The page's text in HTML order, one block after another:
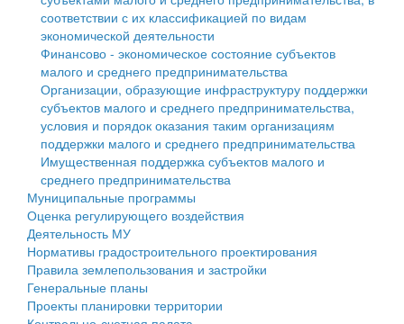
Противодействие коррупции
Контрольно-счетная палата
Персональные данные
Оценка регулирующего воздействия
Деятельность МУ
Нормативы градостроительного проектирования
Правила землепользования и застройки
Генеральные планы
Проекты планировки территории
соответствии с их классификацией по видам
экономической деятельности
Финансово - экономическое состояние субъектов
малого и среднего предпринимательства
Организации, образующие инфраструктуру поддержки
субъектов малого и среднего предпринимательства,
условия и порядок оказания таким организациям
поддержки малого и среднего предпринимательства
Имущественная поддержка субъектов малого и
среднего предпринимательства
Муниципальные программы
Оценка регулирующего воздействия
Деятельность МУ
Нормативы градостроительного проектирования
Правила землепользования и застройки
Генеральные планы
Проекты планировки территории